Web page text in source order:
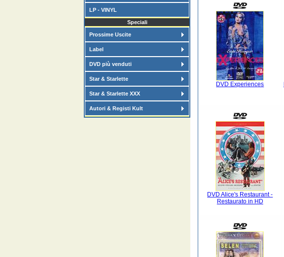
LP - VINYL
Speciali
Prossime Uscite
Label
DVD più venduti
Star & Starlette
Star & Starlette XXX
Autori & Registi Kult
DVD Experiences
DVD Alice's Restaurant -
Restaurato in HD